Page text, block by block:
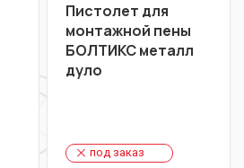
Пистолет для
монтажной пены
БОЛТИКС металл
дуло
под заказ